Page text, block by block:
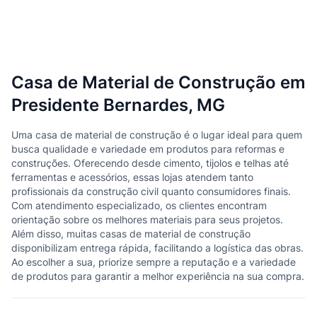
Casa de Material de Construção em
Presidente Bernardes, MG
Uma casa de material de construção é o lugar ideal para quem
busca qualidade e variedade em produtos para reformas e
construções. Oferecendo desde cimento, tijolos e telhas até
ferramentas e acessórios, essas lojas atendem tanto
profissionais da construção civil quanto consumidores finais.
Com atendimento especializado, os clientes encontram
orientação sobre os melhores materiais para seus projetos.
Além disso, muitas casas de material de construção
disponibilizam entrega rápida, facilitando a logística das obras.
Ao escolher a sua, priorize sempre a reputação e a variedade
de produtos para garantir a melhor experiência na sua compra.